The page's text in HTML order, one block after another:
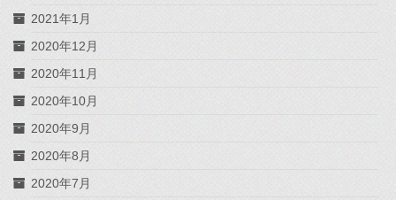
2021年1月
2020年12月
2020年11月
2020年10月
2020年9月
2020年8月
2020年7月